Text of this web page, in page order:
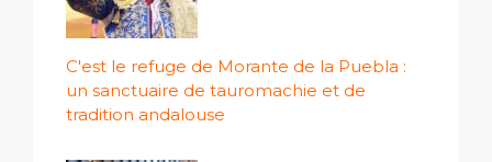
C'est le refuge de Morante de la Puebla :
un sanctuaire de tauromachie et de
tradition andalouse